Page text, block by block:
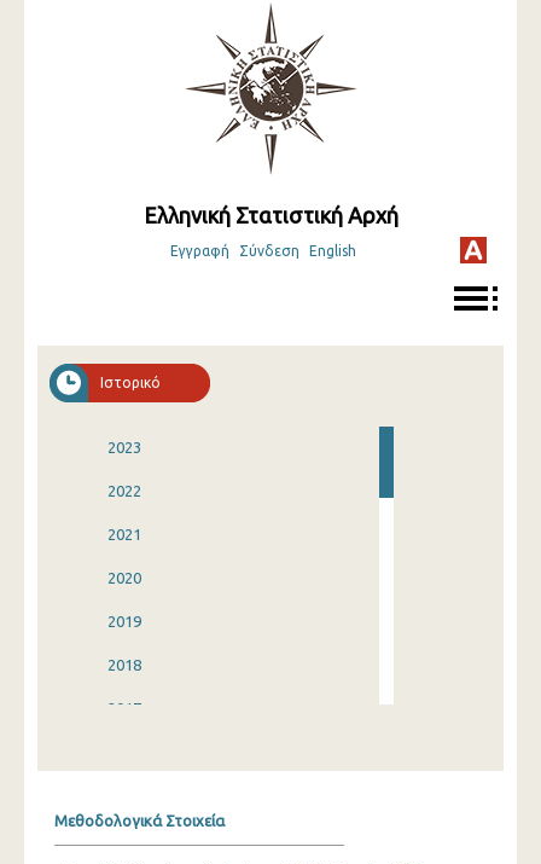
Ελληνική Στατιστική Αρχή
Εγγραφή Σύνδεση English
Ιστορικό
2023
2022
2021
2020
2019
2018
2017
Μεθοδολογικά Στοιχεία